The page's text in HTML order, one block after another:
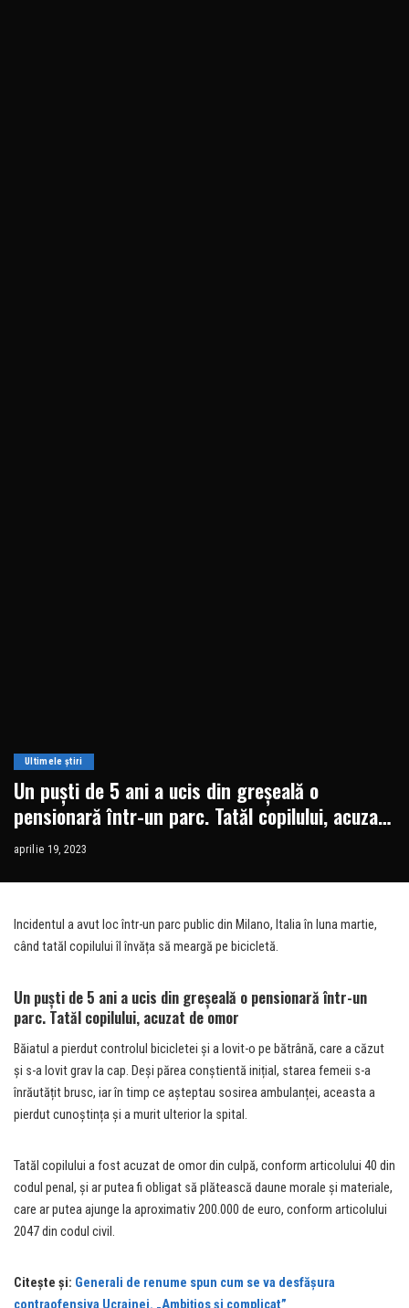
Ultimele știri
Un puști de 5 ani a ucis din greșeală o
pensionară într-un parc. Tatăl copilului, acuzat
de omor
aprilie 19, 2023
Incidentul a avut loc într-un parc public din Milano, Italia în luna martie,
când tatăl copilului îl învăța să meargă pe bicicletă.
Un puști de 5 ani a ucis din greșeală o pensionară într-un
parc. Tatăl copilului, acuzat de omor
Băiatul a pierdut controlul bicicletei și a lovit-o pe bătrână, care a căzut
și s-a lovit grav la cap. Deși părea conștientă inițial, starea femeii s-a
înrăutățit brusc, iar în timp ce așteptau sosirea ambulanței, aceasta a
pierdut cunoștința și a murit ulterior la spital.
Tatăl copilului a fost acuzat de omor din culpă, conform articolului 40 din
codul penal, și ar putea fi obligat să plătească daune morale și materiale,
care ar putea ajunge la aproximativ 200.000 de euro, conform articolului
2047 din codul civil.
Citește și: Generali de renume spun cum se va desfășura
contraofensiva Ucrainei. „Ambițios și complicat”